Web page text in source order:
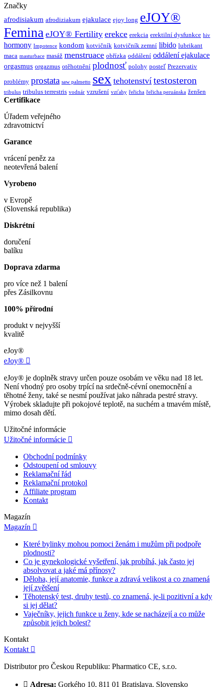
Značky
afrodisiakum afrodiziakum ejakulace ejoy long eJOY®
Femina eJOY® Fertility erekce erekcia erektilní dysfunkce hiv
hormony Impotence kondom kotvičník kotvičník zemní libido lubrikant
maca masturbace masáž menstruace obřízka oddálení oddálení ejakulace
orgasmus orgazmus otěhotnění plodnosť polohy posteľ Prezervativ
problémy prostata saw palmetto sex tehotenství testosteron
tribulus tribulus terrestris vodnár vzrušení vzťahy řeřicha řeřicha peruánska ženšen
Certifikace
Úřadem veřejného
zdravotnictví
Garance
vrácení peněz za
neotevřená balení
Vyrobeno
v Evropě
(Slovenská republika)
Diskrétní
doručení
balíku
Doprava zdarma
pro více než 1 balení
přes Zásilkovnu
100% přírodní
produkt v nejvyšší
kvalitě
eJoy®
eJoy® 
eJoy® je doplněk stravy určen pouze osobám ve věku nad 18 let.
Není vhodný pro osoby trpící na srdečně-cévní onemocnění a
těhotné ženy, také se nesmí používat jako náhrada pestré stravy.
Výrobek skladujte při pokojové teplotě, na suchém a tmavém místě,
mimo dosah dětí.
Užitočné informácie
Užitočné informácie 
Obchodní podmínky
Odstoupení od smlouvy
Reklamační řád
Reklamační protokol
Affiliate program
Kontakt
Magazín
Magazín 
Které bylinky mohou pomoci ženám i mužům při podpoře
plodnosti?
Co je gynekologické vyšetření, jak probíhá, jak často jej
absolvovat a jaké má přínosy?
Děloha, její anatomie, funkce a zdravá velikost a co znamená
její zvětšení
Těhotenský test, druhy testů, co znamená, je-li pozitivní a kdy
si jej dělat?
Vaječníky, jejich funkce u ženy, kde se nacházejí a co může
způsobit jejich bolest?
Kontakt
Kontakt 
Distributor pro Českou Republiku: Pharmatico CE, s.r.o.
 Adresa: Gorkého 10, 811 01 Bratislava, Slovensko